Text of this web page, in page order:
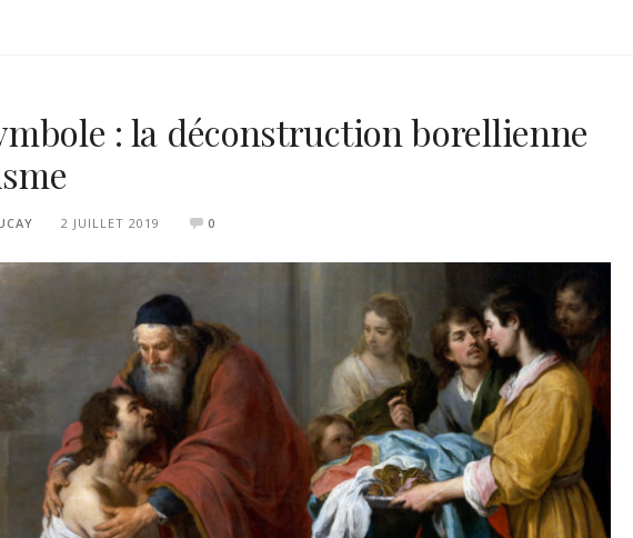
: la déconstruction borellienne
2 JUILLET 2019 0